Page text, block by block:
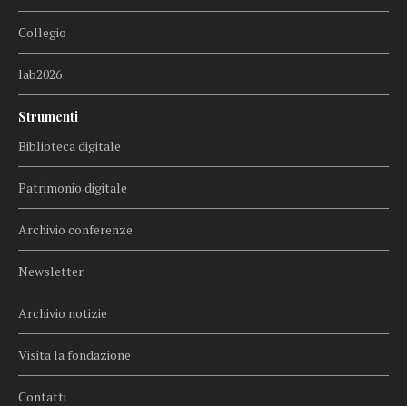
Collegio
lab2026
Strumenti
Biblioteca digitale
Patrimonio digitale
Archivio conferenze
Newsletter
Archivio notizie
Visita la fondazione
Contatti